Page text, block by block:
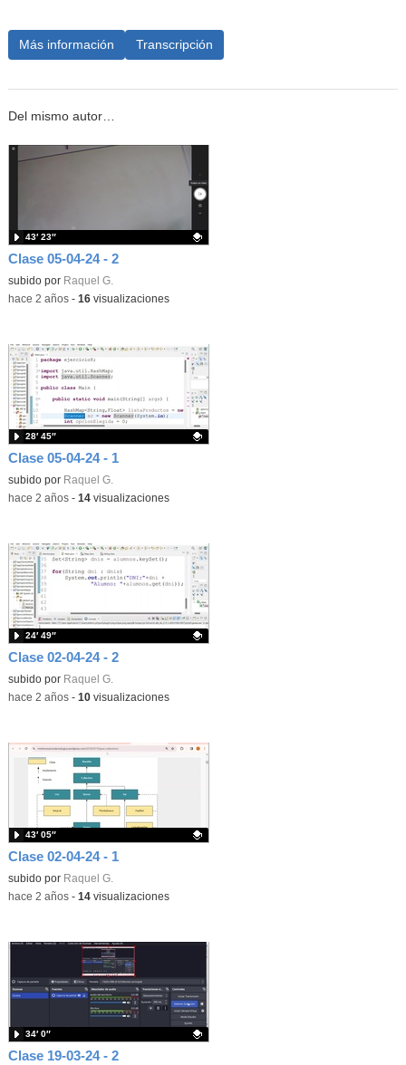
Más información Transcripción
Del mismo autor…
Clase 05-04-24 - 2
Contenido educativo.
subido por Raquel G.
43′ 23″
-hace 2 años- 16visualizaciones
Clase 05-04-24 - 1
Contenido educativo.
subido por Raquel G.
28′ 45″
-hace 2 años- 14visualizaciones
Clase 02-04-24 - 2
Contenido educativo.
subido por Raquel G.
24′ 49″
-hace 2 años- 10visualizaciones
Clase 02-04-24 - 1
Contenido educativo.
subido por Raquel G.
43′ 05″
-hace 2 años- 14visualizaciones
Clase 19-03-24 - 2
34′ 0″